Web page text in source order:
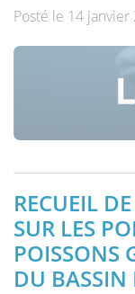
Posté le 14 janvier
RECUEIL
SUR LES
POISSONS
DU BASSIN